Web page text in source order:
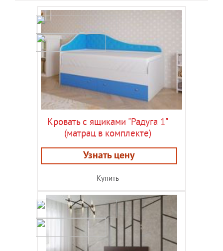
Кровать с ящиками "Радуга 1"
(матрац в комплекте)
Узнать цену
Купить